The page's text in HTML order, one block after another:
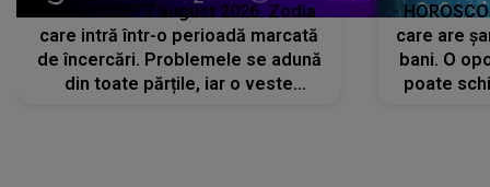
HOROSCOP 7 august 2026. Zodia
care intră într-o perioadă marcată
de încercări. Problemele se adună
din toate părțile, iar o veste
care are
bani. O
poate